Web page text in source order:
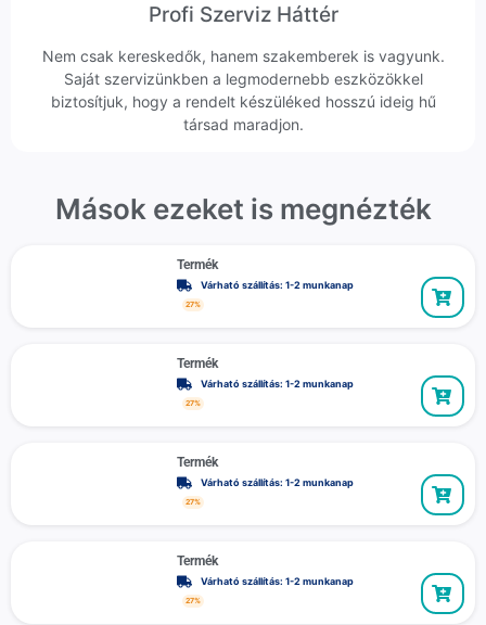
Profi Szerviz Háttér
Nem csak kereskedők, hanem szakemberek is vagyunk.
Saját szervizünkben a legmodernebb eszközökkel
biztosítjuk, hogy a rendelt készüléked hosszú ideig hű
társad maradjon.
Mások ezeket is megnézték
Termék
Várható szállítás: 1-2 munkanap
27%
Termék
Várható szállítás: 1-2 munkanap
27%
Termék
Várható szállítás: 1-2 munkanap
27%
Termék
Várható szállítás: 1-2 munkanap
27%